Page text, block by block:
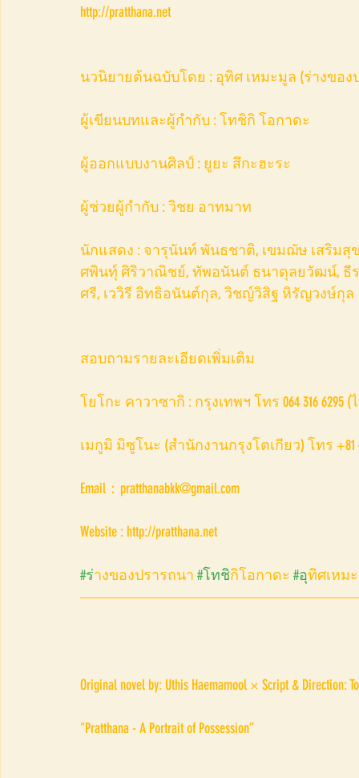
http://pratthana.net
นวนิยายต้นฉบับโดย : อุทิศ เหมะมูล (ร่างของ
ผู้เขียนบทและผู้กำกับ : โทชิกิ โอกาดะ
ผู้ออกแบบงานศิลป์ : ยูยะ สึกะฮะระ
ผู้ช่วยผู้กำกับ : วิชย อาทมาท
นักแสดง : จารุนันท์ พันธชาติ, เขมฌัษ เสริม
ศพินทุ์ ศิริวาณิชย์, ทัพอนันต์ ธนาดุลยวัฒน์,
ศรี, เววิรี อิทธิอนันต์กุล, วิชญ์วิสิฐ หิรัญวงษ์กุล
สอบถามรายละเอียดเพิ่มเติม
โยโกะ คาวาซากิ : กรุงเทพฯ โทร 064 316
เมกูมิ มิซูโนะ (สำนักงานกรุงโตเกียว) โทร +81
Email：pratthanabkk@gmail.com
Website : http://pratthana.net
#ร่างของปรารถนา #โทชิกิโอกาดะ #อทิศเหม
Original novel by: Uthis Haemamool × Script & Direction:
"Pratthana - A Portrait of Possession”